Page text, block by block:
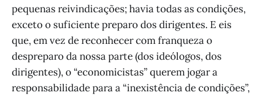
pequenas reivindicações; havia todas as condições,
exceto o suficiente preparo dos dirigentes. E eis
que, em vez de reconhecer com franqueza o
despreparo da nossa parte (dos ideólogos, dos
dirigentes), o “economicistas” querem jogar a
responsabilidade para a “inexistência de condições”,